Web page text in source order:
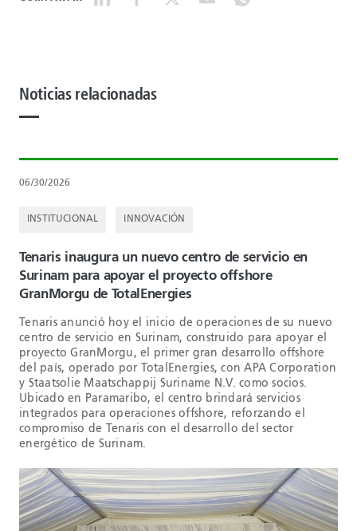
Noticias relacionadas
06/30/2026
INSTITUCIONAL INNOVACIÓN
Tenaris inaugura un nuevo centro de servicio en
Surinam para apoyar el proyecto offshore
GranMorgu de TotalEnergies
Tenaris anunció hoy el inicio de operaciones de su nuevo
centro de servicio en Surinam, construido para apoyar el
proyecto GranMorgu, el primer gran desarrollo offshore
del país, operado por TotalEnergies, con APA Corporation
y Staatsolie Maatschappij Suriname N.V. como socios.
Ubicado en Paramaribo, el centro brindará servicios
integrados para operaciones offshore, reforzando el
compromiso de Tenaris con el desarrollo del sector
energético de Surinam.